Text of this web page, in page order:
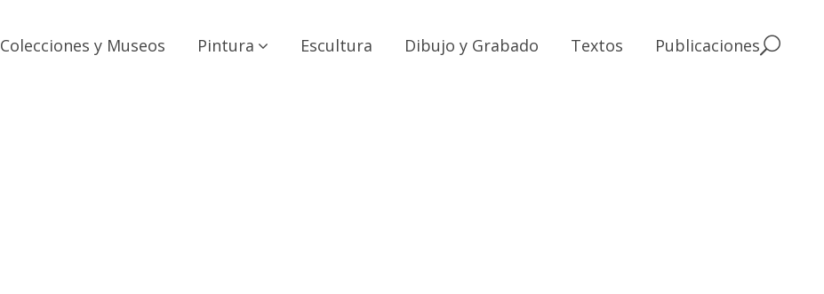
Colecciones y Museos Pintura Escultura Dibujo y Grabado Textos Publicaciones